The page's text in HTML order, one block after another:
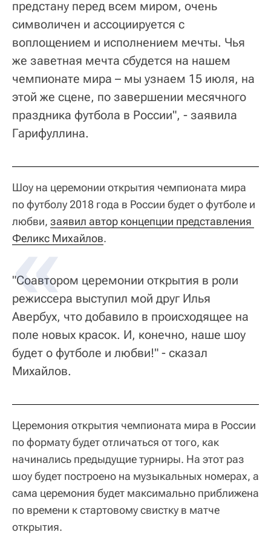
предстану перед всем миром, очень
символичен и ассоциируется с
воплощением и исполнением мечты. Чья
же заветная мечта сбудется на нашем
чемпионате мира – мы узнаем 15 июля, на
этой же сцене, по завершении месячного
праздника футбола в России", - заявила
Гарифуллина.
Шоу на церемонии открытия чемпионата мира
по футболу 2018 года в России будет о футболе и
любви, заявил автор концепции представления
Феликс Михайлов.
"Соавтором церемонии открытия в роли
режиссера выступил мой друг Илья
Авербух, что добавило в происходящее на
поле новых красок. И, конечно, наше шоу
будет о футболе и любви!" - сказал
Михайлов.
Церемония открытия чемпионата мира в России
по формату будет отличаться от того, как
начинались предыдущие турниры. На этот раз
шоу будет построено на музыкальных номерах, а
сама церемония будет максимально приближена
по времени к стартовому свистку в матче
открытия.